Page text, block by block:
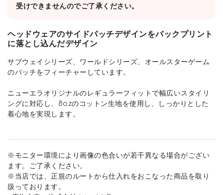
受けできませんのでご了承ください。
ヘッドウェアのサイドパッチデザインをバックプリント
に落とし込んだデザイン
サブウェイシリーズ、ワールドシリーズ、オールスターゲーム
のパッチをフィーチャーしています。
ニューエラオリジナルのレギュラーフィットで幅広いスタイリ
ングに対応し、8ozのコットン生地を使用し、しっかりとした
着心地を実現します。
※モニター環境により画像の色合いが若干異なる場合がござい
ます。ご了承ください。
※当店では、正規のルートから仕入れをおこなった商品を取り
扱っております。